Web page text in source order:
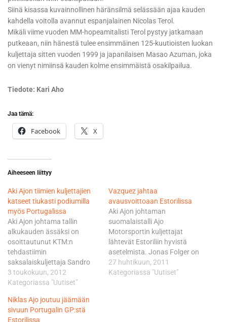
Siinä kisassa kuvainnollinen häränsilmä selässään ajaa kauden
kahdella voitolla avannut espanjalainen Nicolas Terol.
Mikäli viime vuoden MM-hopeamitalisti Terol pystyy jatkamaan
putkeaan, niin hänestä tulee ensimmäinen 125-kuutioisten luokan
kuljettaja sitten vuoden 1999 ja japanilaisen Masao Azuman, joka
on vienyt nimiinsä kauden kolme ensimmäistä osakilpailua.
Tiedote: Kari Aho
Jaa tämä:
Facebook X
Aiheeseen liittyy
Aki Ajon tiimien kuljettajien
katseet tiukasti podiumilla
myös Portugalissa
Aki Ajon johtama tallin
alkukauden ässäksi on
osoittautunut KTM:n
tehdastiimin
saksalaiskuljettaja Sandro
Cortese, joka on yltänyt
molemmissa kisoissa
vuoroaan odottaa tulevana
viikonvaihteena Portugalin
3 toukokuun, 2012
Kategoriassa "Uutiset"
Vazquez jahtaa
avausvoittoaan Estorilissa
Aki Ajon johtaman
suomalaistalli Ajo
Motorsportin kuljettajat
lähtevät Estoriliin hyvistä
asetelmista. Jonas Folger on
Qatarin ja Jerezin kisojen
jälkeen 125-kuutioisten
27 huhtikuun, 2011
Kategoriassa "Uutiset"
Niklas Ajo joutuu jäämään
sivuun Portugalin GP:stä
Estorilissa